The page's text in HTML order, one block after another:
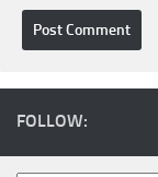
FOLLOW: